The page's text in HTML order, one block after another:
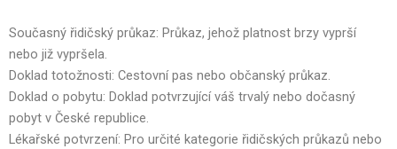
Současný řidičský průkaz: Průkaz, jehož platnost brzy vyprší
nebo již vypršela.
Doklad totožnosti: Cestovní pas nebo občanský průkaz.
Doklad o pobytu: Doklad potvrzující váš trvalý nebo dočasný
pobyt v České republice.
Lékařské potvrzení: Pro určité kategorie řidičských průkazů nebo